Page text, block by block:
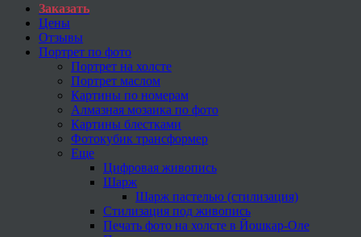
Заказать
Цены
Отзывы
Портрет по фото
Портрет на холсте
Портрет маслом
Картины по номерам
Алмазная мозаика по фото
Картины блестками
Фотокубик трансформер
Еще
Цифровая живопись
Шарж
Шарж пастелью (стилизация)
Стилизация под живопись
Печать фото на холсте в Йошкар-Оле